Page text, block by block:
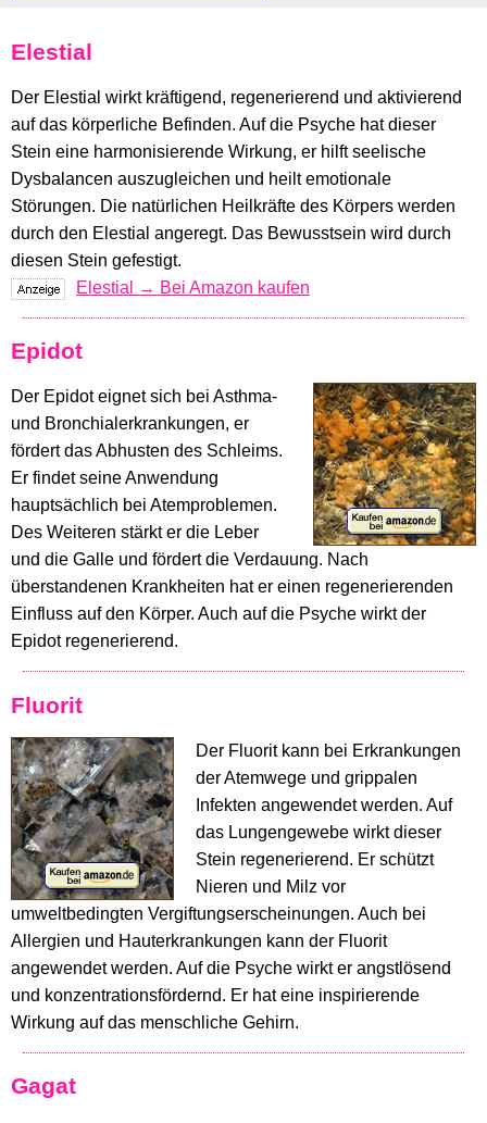
Elestial
Der Elestial wirkt kräftigend, regenerierend und aktivierend
auf das körperliche Befinden. Auf die Psyche hat dieser
Stein eine harmonisierende Wirkung, er hilft seelische
Dysbalancen auszugleichen und heilt emotionale
Störungen. Die natürlichen Heilkräfte des Körpers werden
durch den Elestial angeregt. Das Bewusstsein wird durch
diesen Stein gefestigt.
Elestial → Bei Amazon kaufen
Epidot
Der Epidot eignet sich bei Asthma-
und Bronchialerkrankungen, er
fördert das Abhusten des Schleims.
Er findet seine Anwendung
hauptsächlich bei Atemproblemen.
Des Weiteren stärkt er die Leber
und die Galle und fördert die Verdauung. Nach
überstandenen Krankheiten hat er einen regenerierenden
Einfluss auf den Körper. Auch auf die Psyche wirkt der
Epidot regenerierend.
Fluorit
Der Fluorit kann bei Erkrankungen
der Atemwege und grippalen
Infekten angewendet werden. Auf
das Lungengewebe wirkt dieser
Stein regenerierend. Er schützt
Nieren und Milz vor
umweltbedingten Vergiftungserscheinungen. Auch bei
Allergien und Hauterkrankungen kann der Fluorit
angewendet werden. Auf die Psyche wirkt er angstlösend
und konzentrationsfördernd. Er hat eine inspirierende
Wirkung auf das menschliche Gehirn.
Gagat